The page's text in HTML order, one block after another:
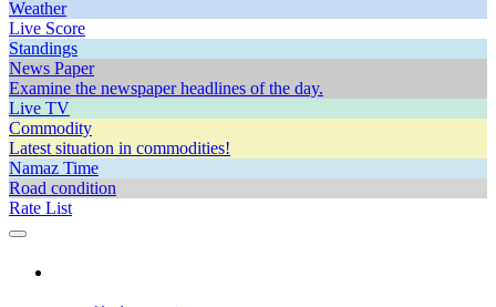
Weather
Live Score
Standings
News Paper
Examine the newspaper headlines of the day.
Live TV
Commodity
Latest situation in commodities!
Namaz Time
Road condition
Rate List